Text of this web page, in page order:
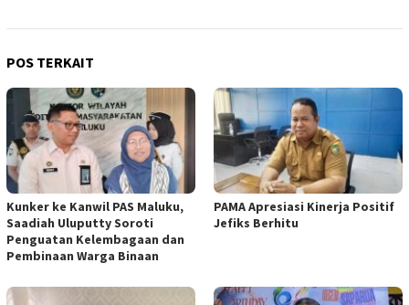
POS TERKAIT
Kunker ke Kanwil PAS Maluku,
Saadiah Uluputty Soroti
Penguatan Kelembagaan dan
Pembinaan Warga Binaan
PAMA Apresiasi Kinerja Positif
Jefiks Berhitu